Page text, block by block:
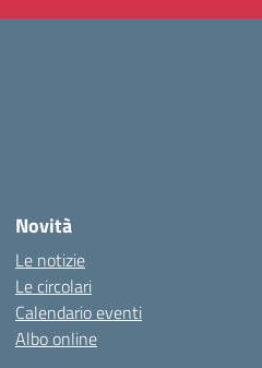
Novità
Le notizie
Le circolari
Calendario eventi
Albo online